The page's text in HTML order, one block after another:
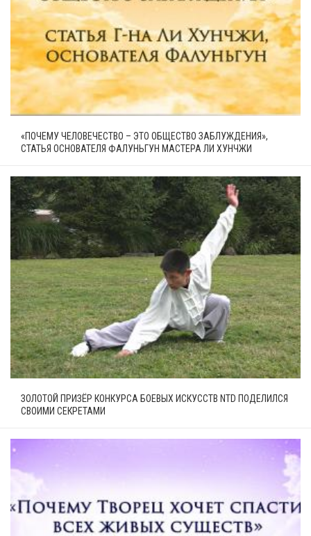
«ПОЧЕМУ ЧЕЛОВЕЧЕСТВО – ЭТО ОБЩЕСТВО ЗАБЛУЖДЕНИЯ»,
СТАТЬЯ ОСНОВАТЕЛЯ ФАЛУНЬГУН МАСТЕРА ЛИ ХУНЧЖИ
ЗОЛОТОЙ ПРИЗЁР КОНКУРСА БОЕВЫХ ИСКУССТВ NTD ПОДЕЛИЛСЯ
СВОИМИ СЕКРЕТАМИ